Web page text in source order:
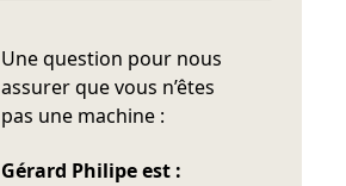
Une question pour nous
assurer que vous n’êtes
pas une machine :
Gérard Philipe est :
Ne pas remplir